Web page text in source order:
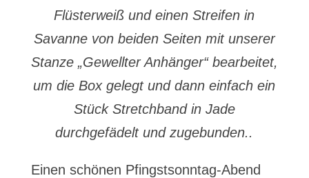
Flüsterweiß und einen Streifen in
Savanne von beiden Seiten mit unserer
Stanze „Gewellter Anhänger“ bearbeitet,
um die Box gelegt und dann einfach ein
Stück Stretchband in Jade
durchgefädelt und zugebunden..
Einen schönen Pfingstsonntag-Abend